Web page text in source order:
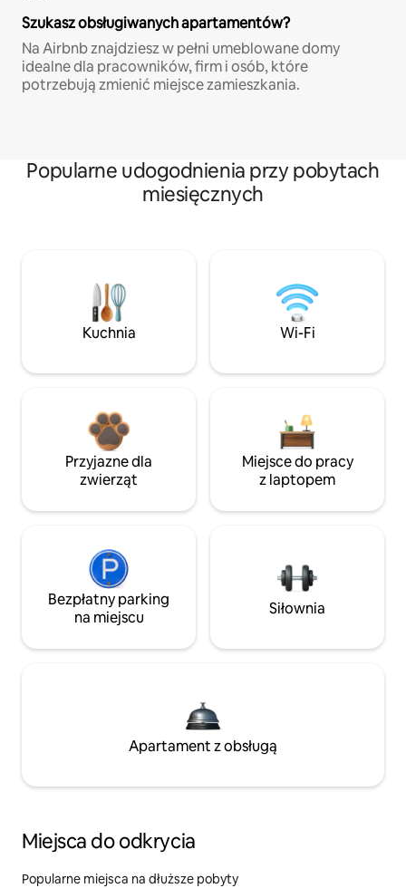
Szukasz obsługiwanych apartamentów?
Na Airbnb znajdziesz w pełni umeblowane domy
idealne dla pracowników, firm i osób, które
potrzebują zmienić miejsce zamieszkania.
Popularne udogodnienia przy pobytach
miesięcznych
Kuchnia Wi-Fi
Przyjazne dla
zwierząt
Miejsce do pracy
z laptopem
Bezpłatny parking
na miejscu
Siłownia
Apartament z obsługą
Miejsca do odkrycia
Popularne miejsca na dłuższe pobyty